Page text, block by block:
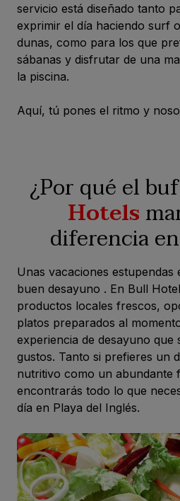
servicio está diseñado tanto
exprimir el día haciendo surf
dunas, como para los que
sábanas y disfrutar de una
la piscina.
Aquí, tú pones el ritmo y
¿Por qué el
Hotels
diferencia
Unas vacaciones estupendas
buen desayuno . En Bull
productos locales frescos,
platos preparados al
experiencia de desayuno que
gustos. Tanto si prefieres un
nutritivo como un abundante
encontrarás todo lo que
día en Playa del Inglés.